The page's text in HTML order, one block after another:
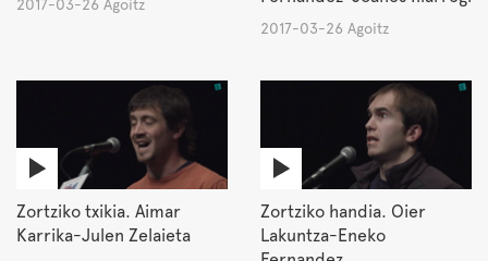
2017-03-26 Agoitz
2017-03-26 Agoitz
Zortziko txikia. Aimar
Karrika-Julen Zelaieta
Zortziko handia. Oier
Lakuntza-Eneko